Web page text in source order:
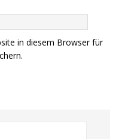
in diesem Browser für